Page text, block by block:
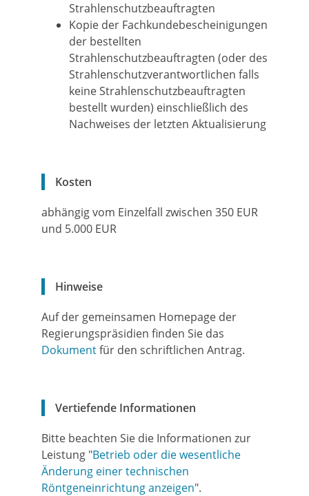
Strahlenschutzbeauftragten
Kopie der Fachkundebescheinigungen
der bestellten
Strahlenschutzbeauftragten (oder des
Strahlenschutzverantwortlichen falls
keine Strahlenschutzbeauftragten
bestellt wurden) einschließlich des
Nachweises der letzten Aktualisierung
Kosten
abhängig vom Einzelfall zwischen 350 EUR
und 5.000 EUR
Hinweise
Auf der gemeinsamen Homepage der
Regierungspräsidien finden Sie das
Dokumentfür den schriftlichen Antrag.
Vertiefende Informationen
Bitte beachten Sie die Informationen zur
Leistung "Betrieb oder die wesentliche
Änderung einer technischen
Röntgeneinrichtung anzeigen".